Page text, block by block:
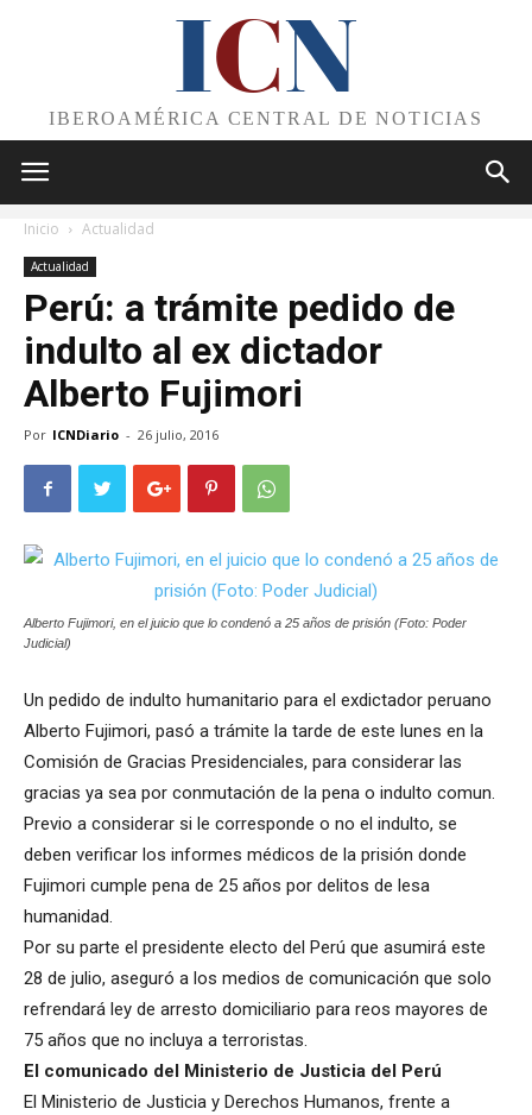
ICN
IBEROAMÉRICA CENTRAL DE NOTICIAS
Inicio Actualidad
Actualidad
Perú: a trámite pedido de
indulto al ex dictador
Alberto Fujimori
Por ICNDiario - 26 julio, 2016
Alberto Fujimori, en el juicio que lo condenó a 25 años de prisión (Foto: Poder
Judicial)
Un pedido de indulto humanitario para el exdictador peruano
Alberto Fujimori, pasó a trámite la tarde de este lunes en la
Comisión de Gracias Presidenciales, para considerar las
gracias ya sea por conmutación de la pena o indulto comun.
Previo a considerar si le corresponde o no el indulto, se
deben verificar los informes médicos de la prisión donde
Fujimori cumple pena de 25 años por delitos de lesa
humanidad.
Por su parte el presidente electo del Perú que asumirá este
28 de julio, aseguró a los medios de comunicación que solo
refrendará ley de arresto domiciliario para reos mayores de
75 años que no incluya a terroristas.
El comunicado del Ministerio de Justicia del Perú
El Ministerio de Justicia y Derechos Humanos, frente a